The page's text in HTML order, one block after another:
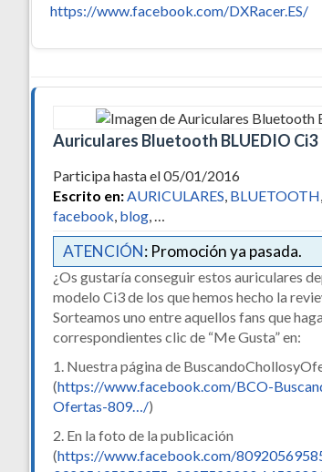
https://www.facebook.com/DXRacer.ES/
Auriculares Bluetooth BLUEDIO Ci3
Participa hasta el 05/01/2016
Escrito en:AURICULARES, BLUETOOTH,
facebook, blog, …
ATENCIÓN: Promoción ya pasada.
¿Os gustaría conseguir estos auriculares
modelo Ci3 de los que hemos hecho la
Sorteamos uno entre aquellos fans que
correspondientes clic de “Me Gusta” en:
1. Nuestra página de
(https://www.facebook.com/BCO-
Ofertas-809…/)
2. En la foto de la publicación
(https://www.facebook.com/